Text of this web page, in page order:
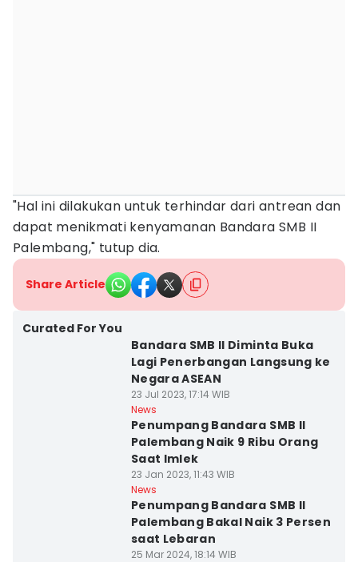
"Hal ini dilakukan untuk terhindar dari antrean dan
dapat menikmati kenyamanan Bandara SMB II
Palembang," tutup dia.
Share Article
Curated For You
Bandara SMB II Diminta Buka
Lagi Penerbangan Langsung ke
Negara ASEAN
23 Jul 2023, 17:14 WIB
News
Penumpang Bandara SMB II
Palembang Naik 9 Ribu Orang
Saat Imlek
23 Jan 2023, 11:43 WIB
News
Penumpang Bandara SMB II
Palembang Bakal Naik 3 Persen
saat Lebaran
25 Mar 2024, 18:14 WIB